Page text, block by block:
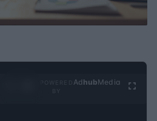
Ad hubMedia